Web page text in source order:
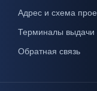
Адрес и схема
Терминалы выдачи
Обратная связь